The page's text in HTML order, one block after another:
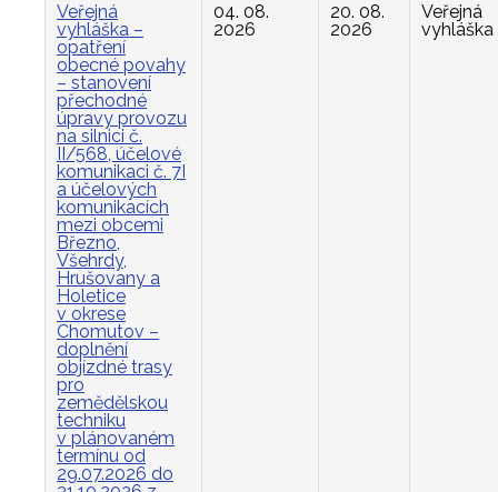
Veřejná
vyhláška –
opatření
obecné povahy
– stanovení
přechodné
úpravy provozu
na silnici č.
II/568, účelové
komunikaci č. 7I
a účelových
komunikacích
mezi obcemi
Březno,
Všehrdy,
Hrušovany a
Holetice
v okrese
Chomutov –
doplnění
objízdné trasy
pro
zemědělskou
techniku
v plánovaném
termínu od
29.07.2026 do
04. 08.
2026
20. 08.
2026
Veřejná
vyhláška